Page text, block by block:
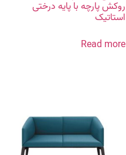
روکش پارچه با پایه درختی
استاتیک
Read more